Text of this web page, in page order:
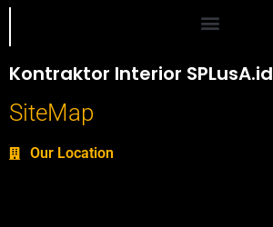
Kontraktor Interior SPLusA.id
SiteMap
Our Location